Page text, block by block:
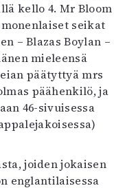
kello 4. Mr Bloom
seikat
– Blazas Boylan –
mieleensä
päätyttyä mrs
päähenkilö, ja
46-sivuisessa
joiden jokaisen
englantilaisessa